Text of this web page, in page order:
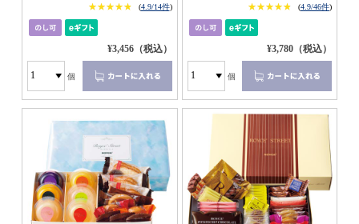
★★★★★
★★★★★ (4.9/14件)
¥3,456（税込）
個
★★★★★
★★★★★ (4.9/46件)
¥3,780（税込）
個